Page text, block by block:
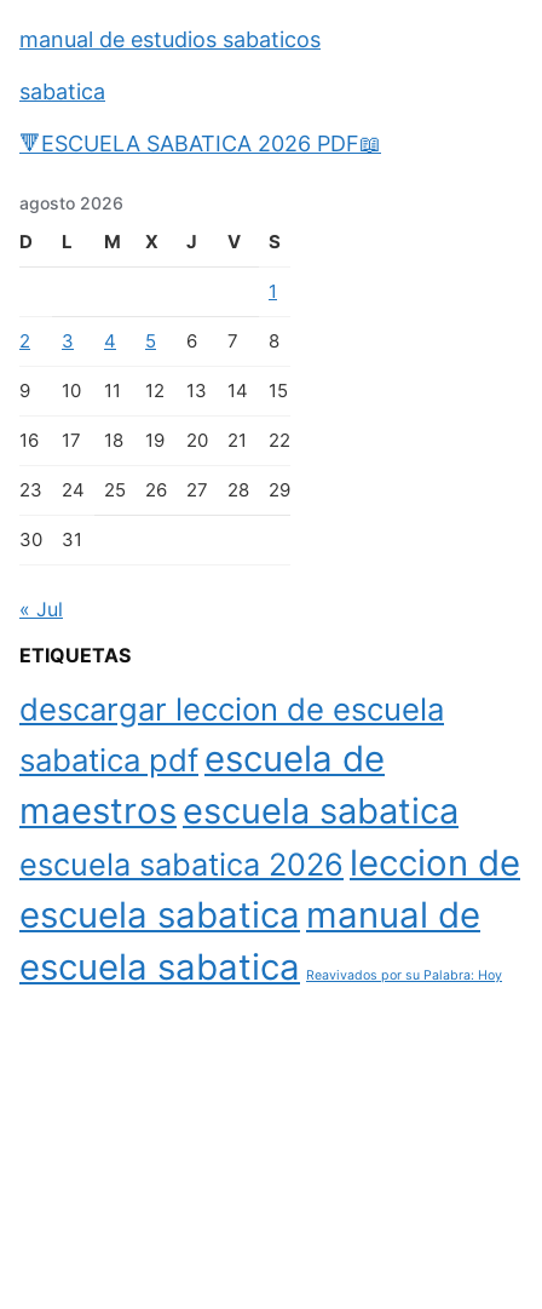
manual de estudios sabaticos
sabatica
🔻ESCUELA SABATICA 2026 PDF📖
agosto 2026
D L M X J V S
1
2 3 4 5 6 7 8
9 10 11 12 13 14 15
16 17 18 19 20 21 22
23 24 25 26 27 28 29
30 31
« Jul
ETIQUETAS
descargar leccion de escuela
sabatica pdfescuela de
maestros escuela sabatica
escuela sabatica 2026 leccion de
escuela sabatica manual de
escuela sabatica
Reavivados por su Palabra: Hoy